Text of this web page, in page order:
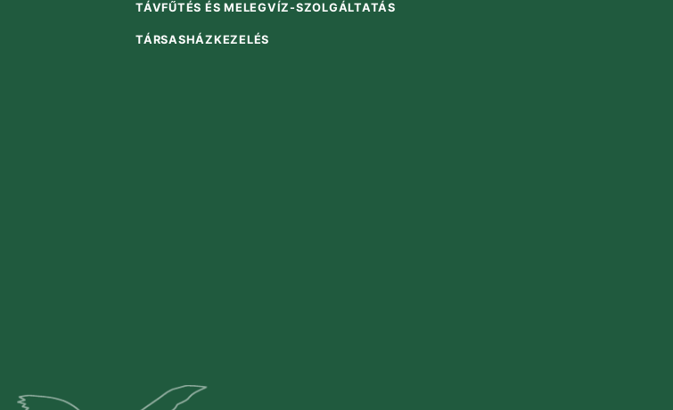
TÁVFŰTÉS ÉS MELEGVÍZ-SZOLGÁLTATÁS
TÁRSASHÁZKEZELÉS